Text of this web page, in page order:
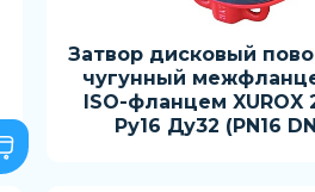
Затвор дисковый
чугунный
ISO-фланцем XUROX
Ру16 Ду32 (PN16